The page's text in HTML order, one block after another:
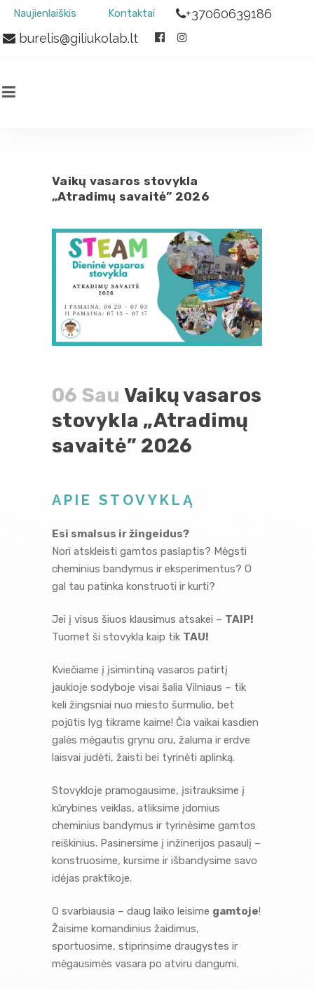
Naujienlaiškis Kontaktai
+37060639186
burelis@giliukolab.lt
Vaikų vasaros stovykla
„Atradimų savaitė” 2026
06 Sau Vaikų vasaros
stovykla „Atradimų
savaitė” 2026
APIE STOVYKLĄ
Esi smalsus ir žingeidus?
Nori atskleisti gamtos paslaptis? Mėgsti
cheminius bandymus ir eksperimentus? O
gal tau patinka konstruoti ir kurti?
Jei į visus šiuos klausimus atsakei – TAIP!
Tuomet ši stovykla kaip tik TAU!
Kviečiame į įsimintiną vasaros patirtį
jaukioje sodyboje visai šalia Vilniaus – tik
keli žingsniai nuo miesto šurmulio, bet
pojūtis lyg tikrame kaime! Čia vaikai kasdien
galės mėgautis grynu oru, žaluma ir erdve
laisvai judėti, žaisti bei tyrinėti aplinką.
Stovykloje pramogausime, įsitrauksime į
kūrybines veiklas, atliksime įdomius
cheminius bandymus ir tyrinėsime gamtos
reiškinius. Pasinersime į inžinerijos pasaulį –
konstruosime, kursime ir išbandysime savo
idėjas praktikoje.
O svarbiausia – daug laiko leisime gamtoje!
Žaisime komandinius žaidimus,
sportuosime, stiprinsime draugystes ir
mėgausimės vasara po atviru dangumi.